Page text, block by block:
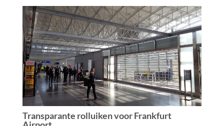
Transparante rolluiken voor Frankfurt